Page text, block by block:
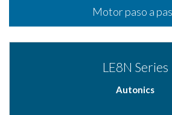
Motor paso a
LE8N Series
Autonics